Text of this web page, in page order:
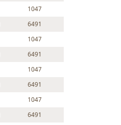
1047
6491
1047
6491
1047
6491
1047
6491